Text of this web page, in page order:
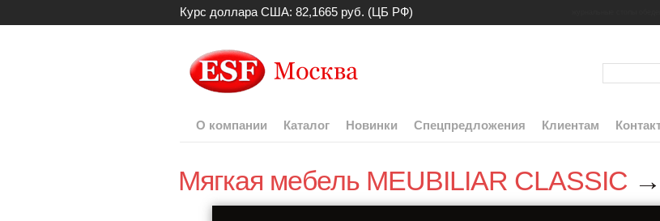
Курс доллара США: 82,1665 руб. (ЦБ РФ)
О компании Каталог Новинки Спецпредложения Клиентам
Мягкая мебель MEUBILIAR CLASSIC